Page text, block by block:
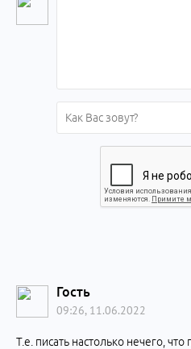
Гость
09:26, 11.06.2022
Т.е. писать настолько нечего,